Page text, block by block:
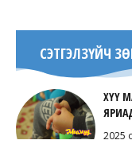
СЭТГЭЛЗҮЙЧ
ХҮҮ
2025